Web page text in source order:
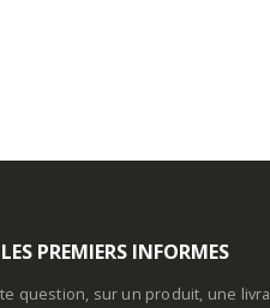
PREMIERS INFORMES
question, sur un produit, une